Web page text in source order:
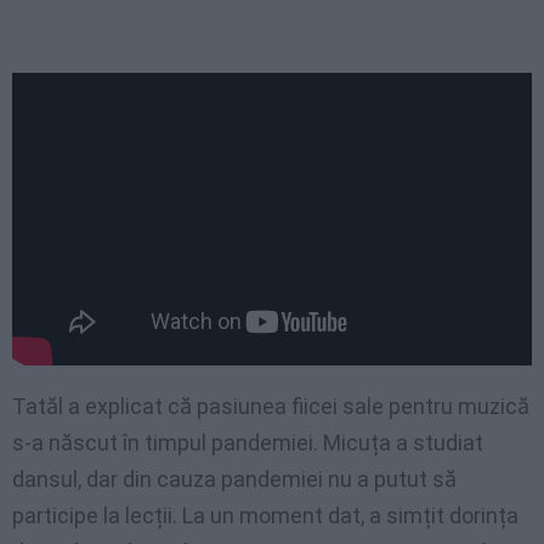
Tatăl a explicat că pasiunea fiicei sale pentru muzică
s-a născut în timpul pandemiei. Micuța a studiat
dansul, dar din cauza pandemiei nu a putut să
participe la lecții. La un moment dat, a simțit dorința